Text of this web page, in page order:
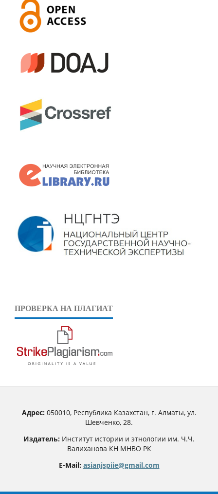
ПРОВЕРКА НА ПЛАГИАТ
Адрес:050010, Республика Казахстан, г. Алматы, ул.
Шевченко, 28.
Издатель: Институт истории и этнологии им. Ч.Ч.
Валиханова КН МНВО РК
E-Mail: asianjspiie@gmail.com